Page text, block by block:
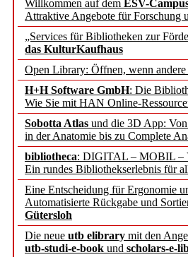
Willkommen auf dem ESV-
Attraktive Angebote für Forschung
„Services für Bibliotheken zur
das KulturKaufhaus
Open Library: Öffnen, wenn
H+H Software GmbH: Die
Wie Sie mit HAN Online-
Sobotta Atlas und die 3D App:
in der Anatomie bis zu Complete
bibliotheca: DIGITAL – MOBIL –
Ein rundes Bibliothekserlebnis für
Eine Entscheidung für Ergonomie
Automatisierte Rückgabe und
Gütersloh
Die neue utb elibrary mit den
utb-studi-e-book und scholars-e-
konstruktiv!
Mohr
und die
Francke
EBSCO
Sorbisches
Geschichte